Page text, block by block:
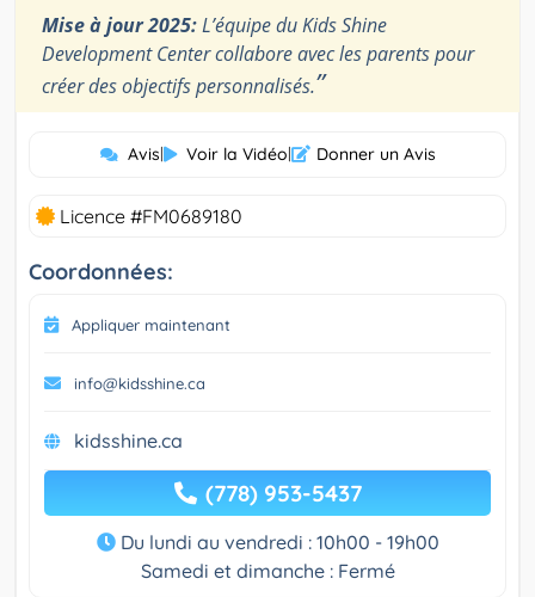
Mise à jour 2025:L’équipe du Kids Shine
Development Center collabore avec les parents pour
créer des objectifs personnalisés.”
Avis| Voir la Vidéo| Donner un Avis
Licence #FM0689180
Coordonnées:
Appliquer maintenant
info@kidsshine.ca
kidsshine.ca
(778) 953-5437
Du lundi au vendredi : 10h00 - 19h00
Samedi et dimanche : Fermé